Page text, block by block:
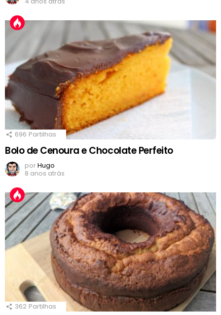
696 Partilhas
Bolo de Cenoura e Chocolate Perfeito
porHugo
8 anos atrás
362 Partilhas